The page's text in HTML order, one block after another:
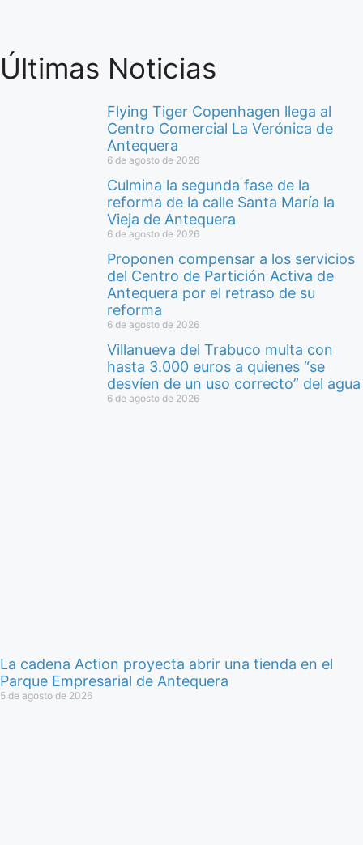
Últimas Noticias
Flying Tiger Copenhagen llega al
Centro Comercial La Verónica de
Antequera
6 de agosto de 2026
Culmina la segunda fase de la
reforma de la calle Santa María la
Vieja de Antequera
6 de agosto de 2026
Proponen compensar a los servicios
del Centro de Partición Activa de
Antequera por el retraso de su
reforma
6 de agosto de 2026
Villanueva del Trabuco multa con
hasta 3.000 euros a quienes “se
desvíen de un uso correcto” del agua
6 de agosto de 2026
La cadena Action proyecta abrir una tienda en el
Parque Empresarial de Antequera
5 de agosto de 2026